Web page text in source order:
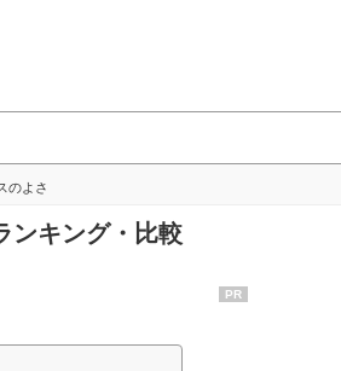
のよさ
ンキング・比較
PR